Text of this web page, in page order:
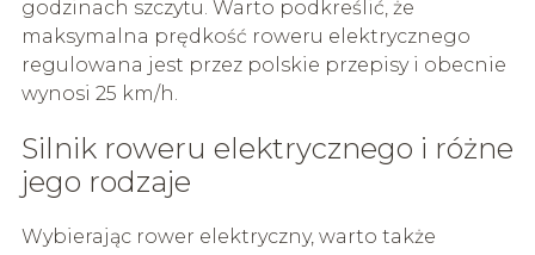
godzinach szczytu. Warto podkreślić, że
maksymalna prędkość roweru elektrycznego
regulowana jest przez polskie przepisy i obecnie
wynosi 25 km/h.
Silnik roweru elektrycznego i różne
jego rodzaje
Wybierając rower elektryczny, warto także